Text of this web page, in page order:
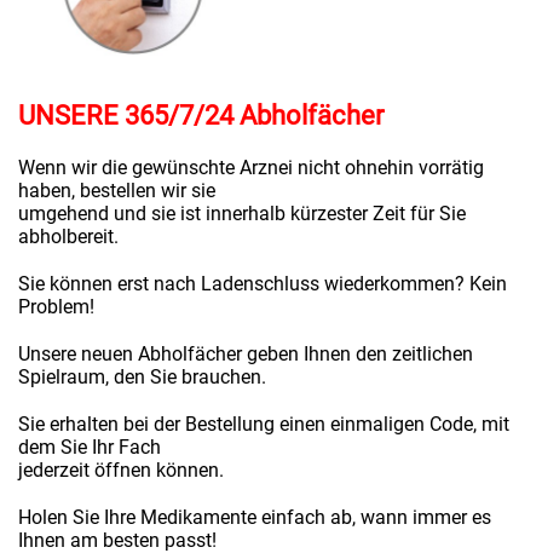
UNSERE 365/7/24 Abholfächer
Wenn wir die gewünschte Arznei nicht ohnehin vorrätig
haben, bestellen wir sie
umgehend und sie ist innerhalb kürzester Zeit für Sie
abholbereit.
Sie können erst nach Ladenschluss wiederkommen? Kein
Problem!
Unsere neuen Abholfächer geben Ihnen den zeitlichen
Spielraum, den Sie brauchen.
Sie erhalten bei der Bestellung einen einmaligen Code, mit
dem Sie Ihr Fach
jederzeit öffnen können.
Holen Sie Ihre Medikamente einfach ab, wann immer es
Ihnen am besten passt!